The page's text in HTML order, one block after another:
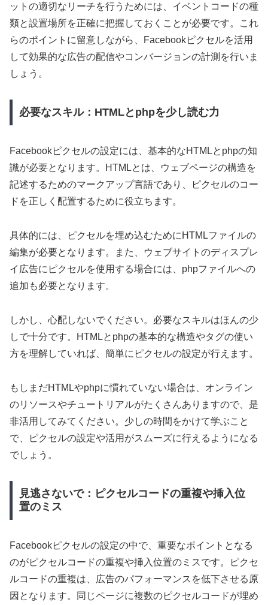
ットの適切なリーチを行うためには、イベントコードの種
類と設置場所を正確に把握しておくことが必要です。これ
らのポイントに留意しながら、Facebookピクセルを活用
して効果的な広告の配信やコンバージョンの計測を行いま
しょう。
必要なスキル：HTMLとphpを少し読む力
Facebookピクセルの設定には、基本的なHTMLとphpの知
識が必要となります。HTMLとは、ウェブページの構造を
記述するためのマークアップ言語であり、ピクセルのコー
ドを正しく配置するために役立ちます。
具体的には、ピクセルを埋め込むためにHTMLファイルの
編集が必要となります。また、ウェブサイトのディスプレ
イ広告にピクセルを使用する場合には、phpファイルへの
追加も必要となります。
しかし、心配しないでください。必要なスキルはほんの少
しで十分です。HTMLとphpの基本的な構造やタグの使い
方を理解していれば、簡単にピクセルの設定が行えます。
もしまだHTMLやphpに慣れていない場合は、オンライン
のリソースやチュートリアルがたくさんありますので、是
非活用してみてください。少しの時間をかけて学ぶこと
で、ピクセルの設定や活用がスムーズに行えるようになる
でしょう。
見逃さないで：ピクセルコードの重複や挿入位
置のミス
Facebookピクセルの設定の中で、重要なポイントとなる
のがピクセルコードの重複や挿入位置のミスです。ピクセ
ルコードの重複は、広告のパフォーマンスを低下させる原
因となります。同じページに複数のピクセルコードが埋め